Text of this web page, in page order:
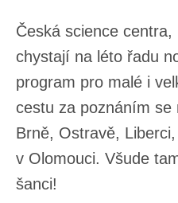
Česká science
chystají na léto řadu
program pro malé i
cestu za poznáním se
Brně, Ostravě,
v Olomouci. Všude
šanci!